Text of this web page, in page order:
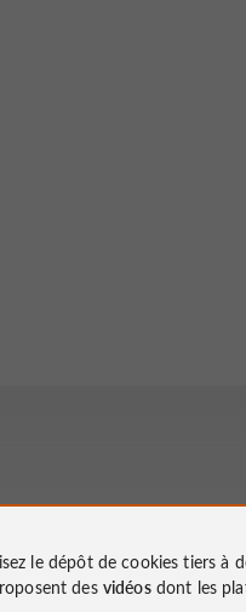
le dépôt de cookies tiers à
des vidéosdont les